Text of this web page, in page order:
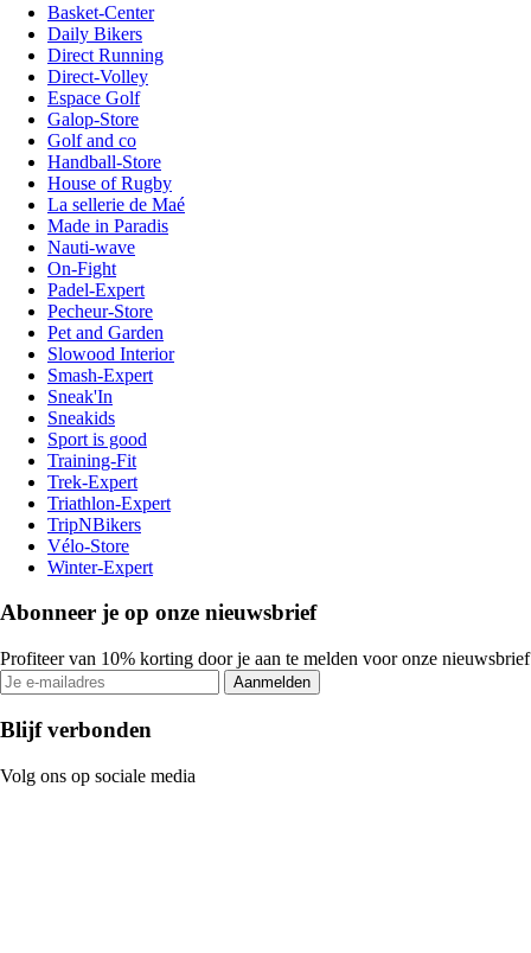
Basket-Center
Daily Bikers
Direct Running
Direct-Volley
Espace Golf
Galop-Store
Golf and co
Handball-Store
House of Rugby
La sellerie de Maé
Made in Paradis
Nauti-wave
On-Fight
Padel-Expert
Pecheur-Store
Pet and Garden
Slowood Interior
Smash-Expert
Sneak'In
Sneakids
Sport is good
Training-Fit
Trek-Expert
Triathlon-Expert
TripNBikers
Vélo-Store
Winter-Expert
Abonneer je op onze nieuwsbrief
Profiteer van 10% korting door je aan te melden voor onze nieuwsbrief
Aanmelden
Blijf verbonden
Volg ons op sociale media